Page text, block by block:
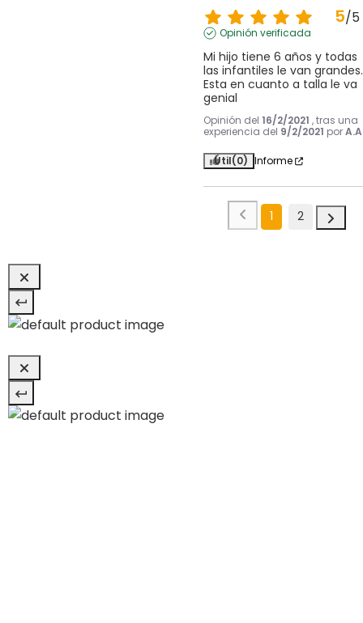
5/5
Opinión verificada
Mi hijo tiene 6 años y todas
las infantiles le van grandes.
Esta en cuanto a talla le va
genial
Opinión del 16/2/2021 , tras una
experiencia del 9/2/2021 por
Útil(0) Informe
1 2